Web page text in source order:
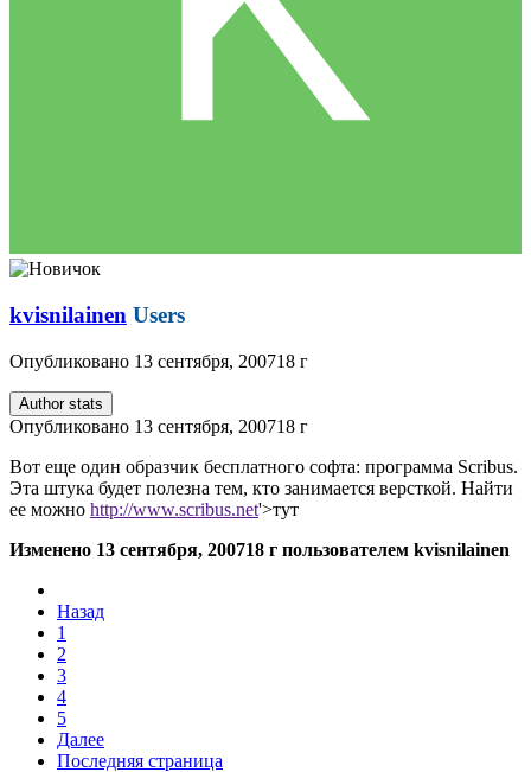
kvisnilainen Users
Опубликовано 13 сентября, 200718 г
Author stats
Опубликовано 13 сентября, 200718 г
Вот еще один образчик бесплатного софта: программа Scribus.
Эта штука будет полезна тем, кто занимается версткой. Найти
ее можно http://www.scribus.net'>тут
Изменено 13 сентября, 200718 г пользователем kvisnilainen
Назад
1
2
3
4
5
Далее
Последняя страница